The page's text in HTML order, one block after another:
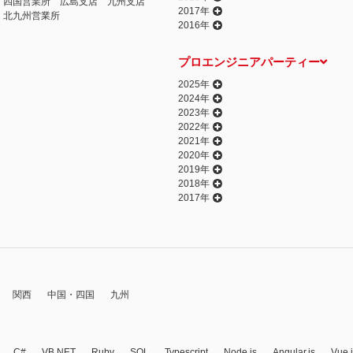
北九州営業所
2017年
2016年
プロエンジニアパーティー
2025年
2024年
2023年
2022年
2021年
2020年
2019年
2018年
2017年
関西 中国・四国 九州